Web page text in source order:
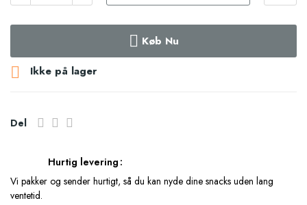
Køb Nu
 Ikke på lager
Del
Hurtig levering
Vi pakker og sender hurtigt, så du kan nyde dine snacks uden lang
ventetid.